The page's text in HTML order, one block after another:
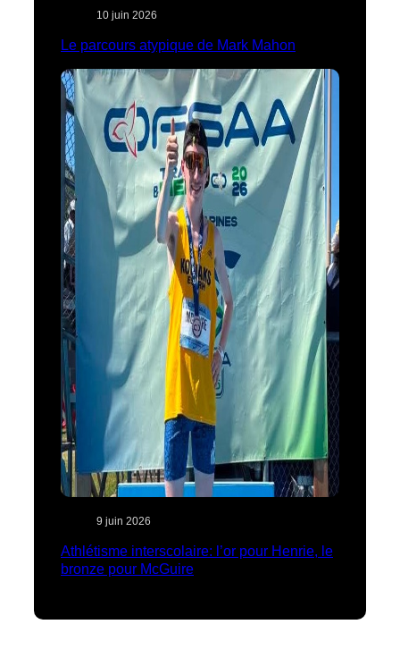
10 juin 2026
Le parcours atypique de Mark Mahon
9 juin 2026
Athlétisme interscolaire: l’or pour Henrie, le
bronze pour McGuire